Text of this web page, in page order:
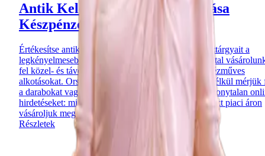
Antik Keleti Tárgyak Felvásárlása
Készpénzért, Szakértőktől
Értékesítse antik keleti műtárgyait, jáde és bronz dísztárgyait a
legkényelmesebb módon! Több évtizedes tapasztalattal
fel közel- és távol-keleti ritkaságokat, bútorokat és kézműves
alkotásokat. Országos kiszállással, rejtett költségek nélkül mérjük
a darabokat vagy a teljes hagyatékot. Felejtse el a bizonytalan
hirdetéseket: mi azonnali készpénzes fizetéssel, korrekt piaci áron
vásároljuk meg értékeit.
Részletek